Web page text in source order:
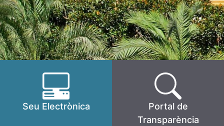
Seu Electrònica
Portal de
Transparència